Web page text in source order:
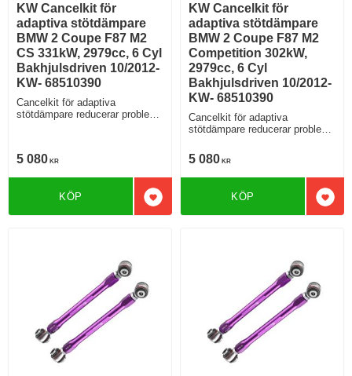
KW Cancelkit för
adaptiva stötdämpare
BMW 2 Coupe F87 M2
CS 331kW, 2979cc, 6 Cyl
Bakhjulsdriven 10/2012-
KW- 68510390
Cancelkit för adaptiva
stötdämpare reducerar problem
5 080 KR
Lägg till i favoriter
KÖP
KW Cancelkit för
adaptiva stötdämpare
BMW 2 Coupe F87 M2
Competition 302kW,
2979cc, 6 Cyl
Bakhjulsdriven 10/2012-
KW- 68510390
Cancelkit för adaptiva
stötdämpare reducerar problem
5 080 KR
KÖP